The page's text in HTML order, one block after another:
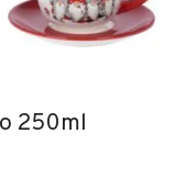
250ml